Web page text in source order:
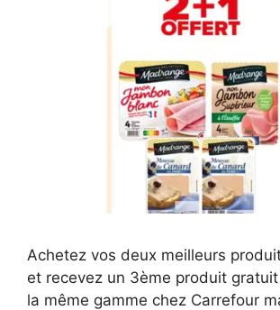
Achetez vos deux meilleurs
et recevez un 3ème produit
la même gamme chez Carrefour